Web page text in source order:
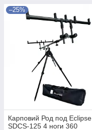
–25%
Карповий Род под Eclipse
SDCS-125 4 ноги 360